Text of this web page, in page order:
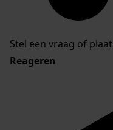
Stel een vraag of
Reageren